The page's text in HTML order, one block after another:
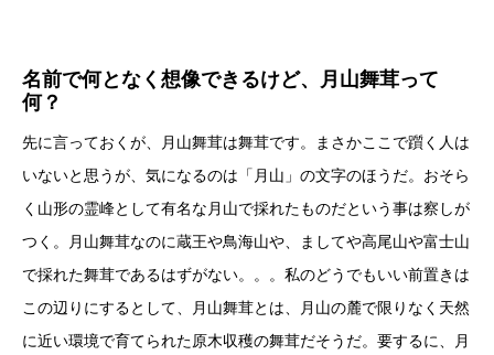
名前で何となく想像できるけど、月山舞茸って
何？
先に言っておくが、月山舞茸は舞茸です。まさかここで躓く人は
いないと思うが、気になるのは「月山」の文字のほうだ。おそら
く山形の霊峰として有名な月山で採れたものだという事は察しが
つく。月山舞茸なのに蔵王や鳥海山や、ましてや高尾山や富士山
で採れた舞茸であるはずがない。。。私のどうでもいい前置きは
この辺りにするとして、月山舞茸とは、月山の麓で限りなく天然
に近い環境で育てられた原木収穫の舞茸だそうだ。要するに、月